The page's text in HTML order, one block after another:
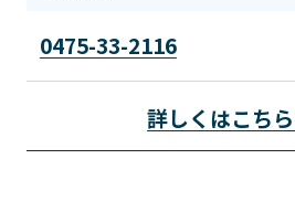
0475-33-2116
詳しくはこち